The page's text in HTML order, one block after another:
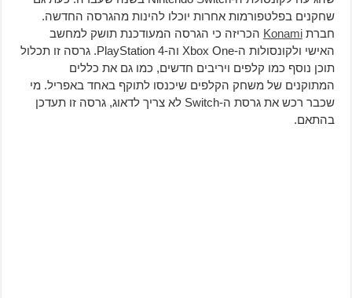
שחקנים בפלטפורמות אחרות יוכלו להינות מהגרסה החדשה.
חברת Konamiהכריזה כי הגרסה המעודכנת תושק למחשב
האישי ולקונסולות ה-Xbox One וה-PlayStation 4. גרסה זו תכלול
תוכן נוסף כמו קלפים ויריבים חדשים, כמו גם את כללים
המתוקנים של משחק הקלפים שיכנסו לתוקף באחד באפריל. מי
שכבר רכש את גרסת ה-Switch לא צריך לדאוג, גרסה זו תעדכן
בהתאם.